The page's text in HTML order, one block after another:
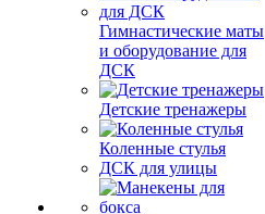
Гимнастические маты
и оборудование для
ДСК
Детские тренажеры
Коленные стулья
ДСК для улицы